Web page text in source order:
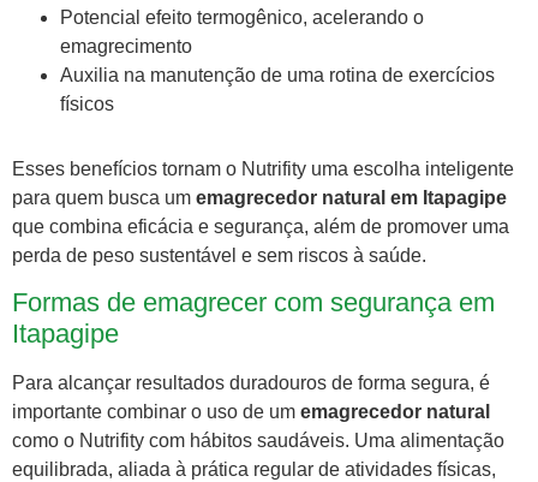
Potencial efeito termogênico, acelerando o
emagrecimento
Auxilia na manutenção de uma rotina de exercícios
físicos
Esses benefícios tornam o Nutrifity uma escolha inteligente
para quem busca um emagrecedor natural em Itapagipe
que combina eficácia e segurança, além de promover uma
perda de peso sustentável e sem riscos à saúde.
Formas de emagrecer com segurança em
Itapagipe
Para alcançar resultados duradouros de forma segura, é
importante combinar o uso de um emagrecedor natural
como o Nutrifity com hábitos saudáveis. Uma alimentação
equilibrada, aliada à prática regular de atividades físicas,